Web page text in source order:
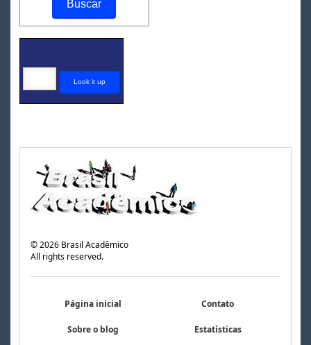
©2026 Brasil Acadêmico
All rights reserved.
Página inicial Contato
Sobre o blog Estatísticas